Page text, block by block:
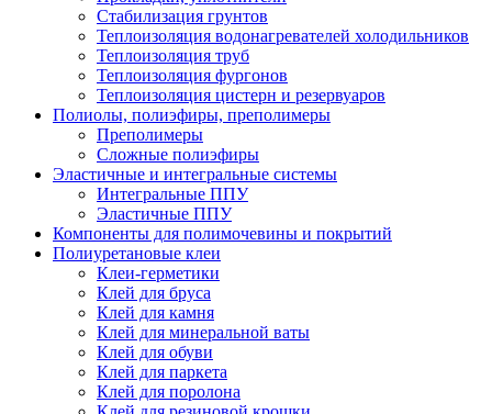
Стабилизация грунтов
Теплоизоляция водонагревателей холодильников
Теплоизоляция труб
Теплоизоляция фургонов
Теплоизоляция цистерн и резервуаров
Полиолы, полиэфиры, преполимеры
Преполимеры
Сложные полиэфиры
Эластичные и интегральные системы
Интегральные ППУ
Эластичные ППУ
Компоненты для полимочевины и покрытий
Полиуретановые клеи
Клеи-герметики
Клей для бруса
Клей для камня
Клей для минеральной ваты
Клей для обуви
Клей для паркета
Клей для поролона